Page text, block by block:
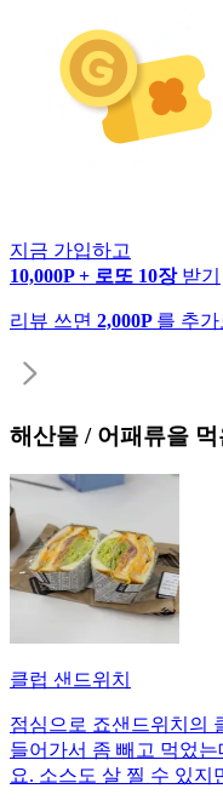
지금 가입하고
10,000P + 로또 10장 받기
리뷰 쓰면 2,000P 를 추
해산물 / 어패류을
클럽 샌드위치
점심으로 죠샌드위치의
들어가서 좀 빼고 먹었
요. 소스도 살 찔 수 있